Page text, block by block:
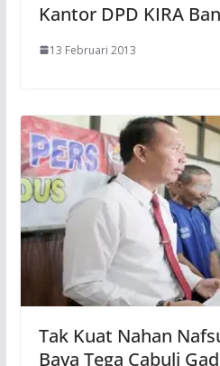
Kantor DPD KIRA
13 Februari 2013
Tak Kuat Nahan
Baya Tega Cabuli